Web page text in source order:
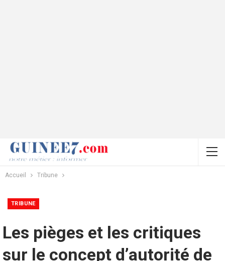
Accueil Tribune
TRIBUNE
Les pièges et les critiques
sur le concept d’autorité de